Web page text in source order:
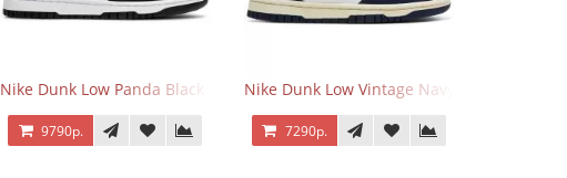
Nike Dunk Low Panda Black White
9790р.
Nike Dunk Low Vintage Navy
7290р.